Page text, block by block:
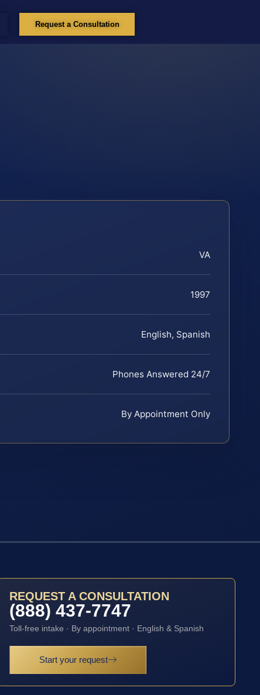
Request a Consultation
VA
1997
English, Spanish
Phones Answered 24/7
By Appointment Only
REQUEST A CONSULTATION
(888) 437-7747
Toll-free intake · By appointment · English & Spanish
Start your request